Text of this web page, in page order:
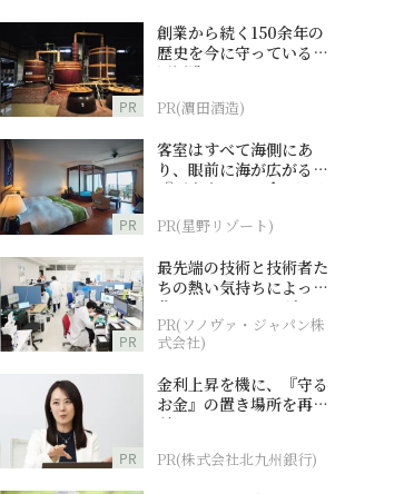
PR
創業から続く150余年の
歴史を今に守っている濵
田酒造
PR(濵田酒造)
PR
客室はすべて海側にあ
り、眼前に海が広がる
『西表島ホテル by 星野
PR(星野リゾート)
PR
最先端の技術と技術者た
ちの熱い気持ちによって
作られているオーダーメ
イド補聴器
PR(ソノヴァ・ジャパン株
式会社)
PR
金利上昇を機に、『守る
お金』の置き場所を再検
討
PR(株式会社北九州銀行)